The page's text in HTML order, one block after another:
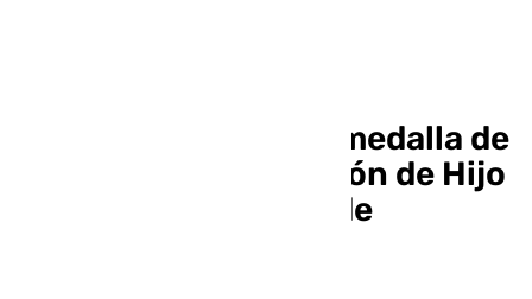
Málaga entregará la medalla de
la Ciudad y la distinción de Hijo
Adoptivo al cantaor de